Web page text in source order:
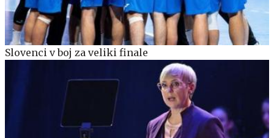
Slovenci v boj za veliki finale